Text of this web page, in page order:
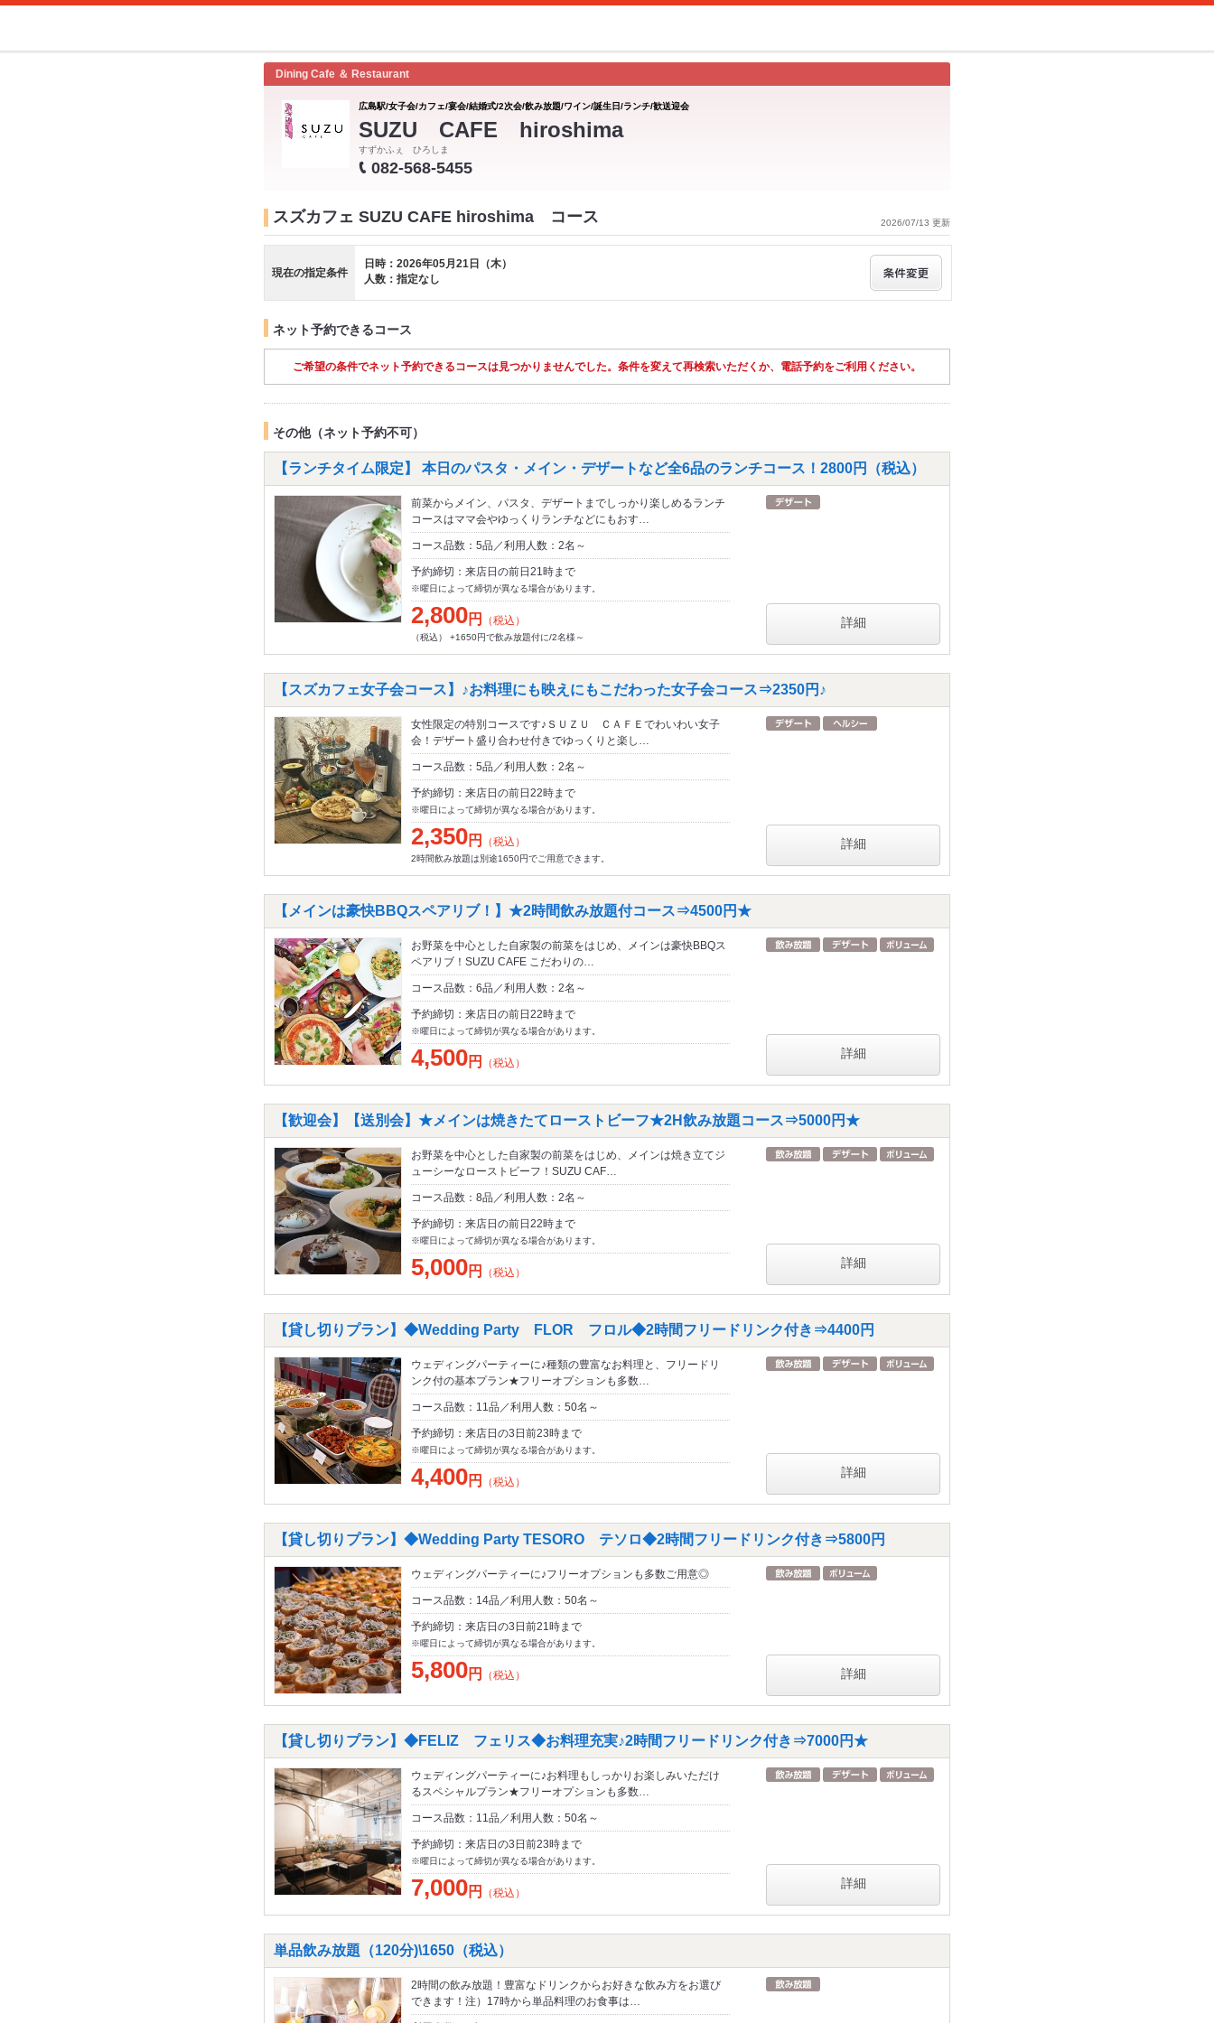
Dining Cafe ＆ Restaurant
広島駅/女子会/カフェ/宴会/結婚式/2次会/飲み放題/ワイン/誕生日/ランチ/歓送迎会
SUZU CAFE hiroshima
すずかふぇ ひろしま
082-568-5455
2026/07/13 更新
スズカフェ SUZU CAFE hiroshima コース
現在の指定条件
日時：2026年05月21日（木）
人数：指定なし
ネット予約できるコース
ご希望の条件でネット予約できるコースは見つかりませんでした。条件を変えて再検索いただくか、電話予約をご利用ください。
その他（ネット予約不可）
【ランチタイム限定】 本日のパスタ・メイン・デザートなど全6品のランチコース！2800円（税込）
前菜からメイン、パスタ、デザートまでしっかり楽しめるランチ
コースはママ会やゆっくりランチなどにもおす…
コース品数：5品／利用人数：2名～
予約締切：来店日の前日21時まで
※曜日によって締切が異なる場合があります。
2,800円 （税込）
（税込） +1650円で飲み放題付に/2名様～
詳細
【スズカフェ女子会コース】♪お料理にも映えにもこだわった女子会コース⇒2350円♪
女性限定の特別コースです♪ＳＵＺＵ ＣＡＦＥでわいわい女子
会！デザート盛り合わせ付きでゆっくりと楽し…
コース品数：5品／利用人数：2名～
予約締切：来店日の前日22時まで
※曜日によって締切が異なる場合があります。
2,350円 （税込）
2時間飲み放題は別途1650円でご用意できます。
詳細
【メインは豪快BBQスペアリブ！】★2時間飲み放題付コース⇒4500円★
お野菜を中心とした自家製の前菜をはじめ、メインは豪快BBQス
ペアリブ！SUZU CAFE こだわりの…
コース品数：6品／利用人数：2名～
予約締切：来店日の前日22時まで
※曜日によって締切が異なる場合があります。
4,500円 （税込）
詳細
【歓迎会】【送別会】★メインは焼きたてローストビーフ★2H飲み放題コース⇒5000円★
お野菜を中心とした自家製の前菜をはじめ、メインは焼き立てジ
ューシーなローストビーフ！SUZU CAF…
コース品数：8品／利用人数：2名～
予約締切：来店日の前日22時まで
※曜日によって締切が異なる場合があります。
5,000円 （税込）
詳細
【貸し切りプラン】◆Wedding Party FLOR フロル◆2時間フリードリンク付き⇒4400円
ウェディングパーティーに♪種類の豊富なお料理と、フリードリ
ンク付の基本プラン★フリーオプションも多数…
コース品数：11品／利用人数：50名～
予約締切：来店日の3日前23時まで
※曜日によって締切が異なる場合があります。
4,400円 （税込）
詳細
【貸し切りプラン】◆Wedding Party TESORO テソロ◆2時間フリードリンク付き⇒5800円
ウェディングパーティーに♪フリーオプションも多数ご用意◎
コース品数：14品／利用人数：50名～
予約締切：来店日の3日前21時まで
※曜日によって締切が異なる場合があります。
5,800円 （税込） 詳細
【貸し切りプラン】◆FELIZ フェリス◆お料理充実♪2時間フリードリンク付き⇒7000円★
ウェディングパーティーに♪お料理もしっかりお楽しみいただけ
るスペシャルプラン★フリーオプションも多数…
コース品数：11品／利用人数：50名～
予約締切：来店日の3日前23時まで
※曜日によって締切が異なる場合があります。
7,000円 （税込）
詳細
単品飲み放題（120分)\1650（税込）
2時間の飲み放題！豊富なドリンクからお好きな飲み方をお選び
できます！注）17時から単品料理のお食事は…